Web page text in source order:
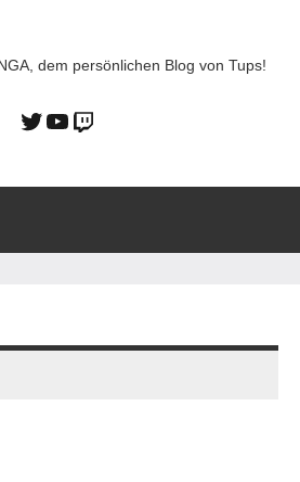
dem persönlichen Blog von Tups!